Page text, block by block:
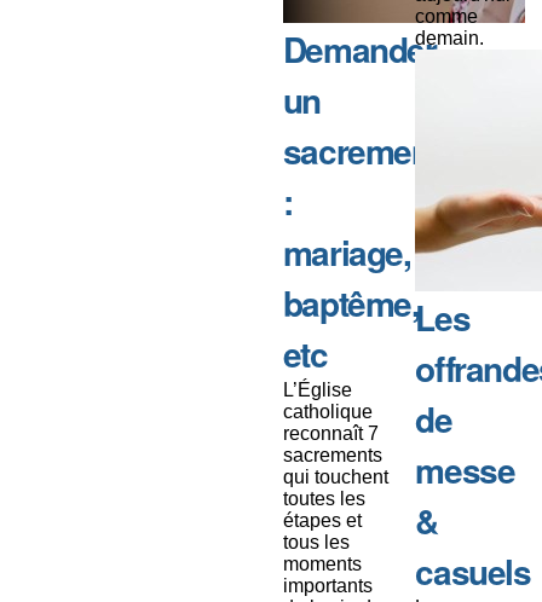
Demander
un
sacrement
:
mariage,
baptême,
etc
L’Église
catholique
reconnaît 7
sacrements
qui touchent
toutes les
étapes et
tous les
moments
importants
comme
demain.
Les
de
messe
&
casuels